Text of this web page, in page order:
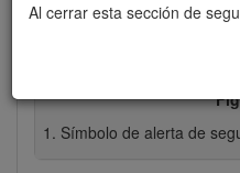
Al cerrar esta sección de
Símbolo de alerta de